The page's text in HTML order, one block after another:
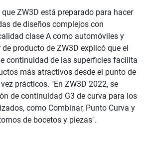
ZW3D está preparado para hacer
de diseños complejos con
clase A como automóviles y
producto de ZW3D explicó que el
continuidad de las superficies facilita
más atractivos desde el punto de
prácticos. "En ZW3D 2022, se
de continuidad G3 de curva para los
como Combinar, Punto Curva y
de bocetos y piezas".